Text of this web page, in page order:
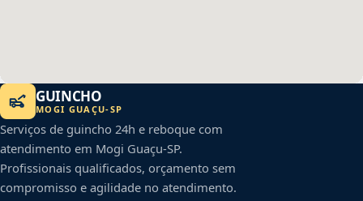
GUINCHO
MOGI GUAÇU-SP
Serviços de guincho 24h e reboque com
atendimento em Mogi Guaçu-SP.
Profissionais qualificados, orçamento sem
compromisso e agilidade no atendimento.